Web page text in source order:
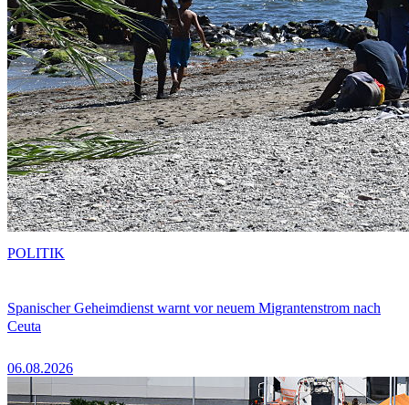
Spanischer Geheimdienst warnt vor neuem Migrantenstrom nach
Ceuta
06.08.2026
POLITIK